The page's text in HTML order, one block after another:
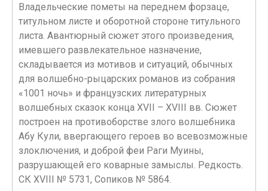
Владельческие пометы на переднем форзаце,
титульном листе и оборотной стороне титульного
листа. Авантюрный сюжет этого произведения,
имевшего развлекательное назначение,
складывается из мотивов и ситуаций, обычных
для волшебно-рыцарских романов из собрания
«1001 ночь» и французских литературных
волшебных сказок конца XVII – XVIII вв. Сюжет
построен на противоборстве злого волшебника
Абу Кули, ввергающего героев во всевозможные
злоключения, и доброй феи Раги Муины,
разрушающей его коварные замыслы. Редкость.
СК XVIII № 5731, Сопиков № 5864.